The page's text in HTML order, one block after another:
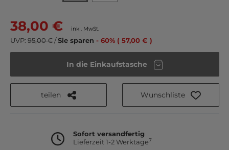
38,00 € inkl. MwSt.
UVP: 95,00 €/Sie sparen - 60% ( 57,00 € )
In die Einkaufstasche
teilen Wunschliste
Sofort versandfertig
Lieferzeit 1-2 Werktage7